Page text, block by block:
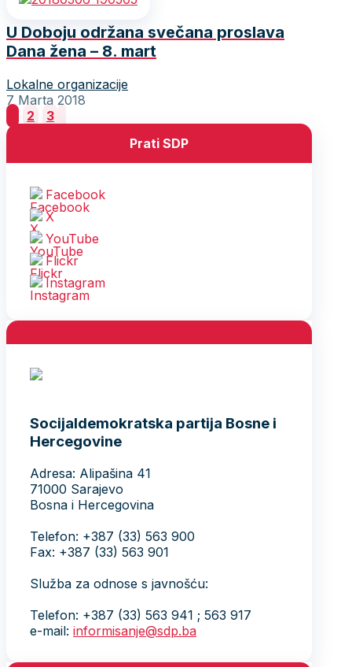
U Doboju održana svečana proslava
Dana žena – 8. mart
Lokalne organizacije
7 Marta 2018
Posts
pagination
2
3
Prati SDP
Facebook
X
YouTube
Flickr
Instagram
Socijaldemokratska partija Bosne i
Hercegovine
Adresa: Alipašina 41
71000 Sarajevo
Bosna i Hercegovina
Telefon: +387 (33) 563 900
Fax: +387 (33) 563 901
Služba za odnose s javnošću:
Telefon: +387 (33) 563 941 ; 563 917
e-mail: informisanje@sdp.ba